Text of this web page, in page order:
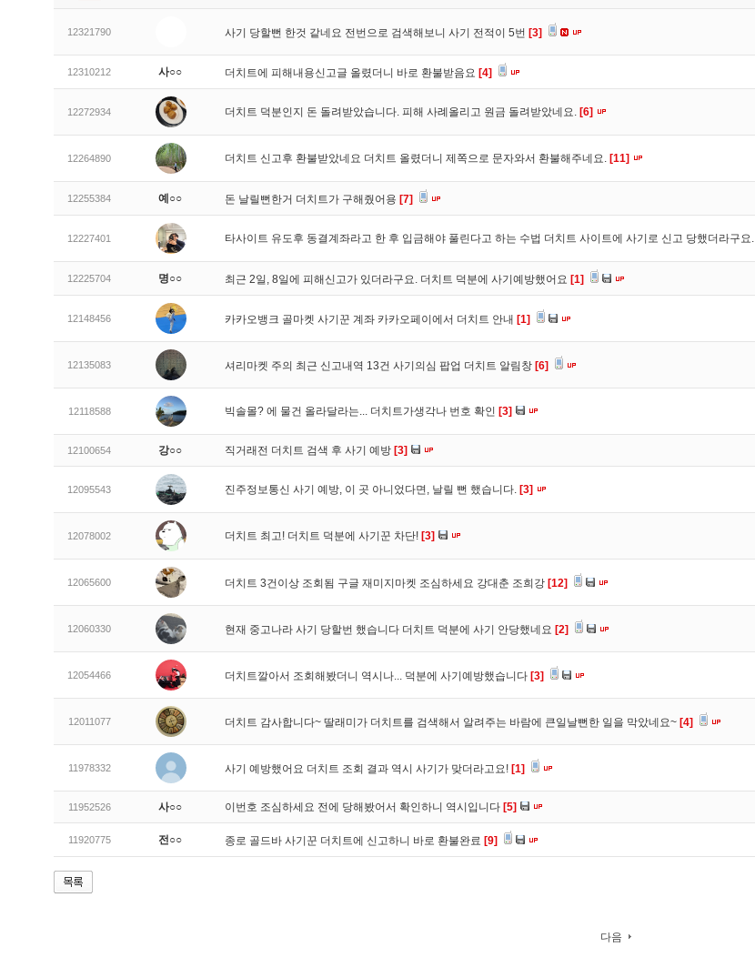
12321790 사기 당할뻔 한것 같네요 전번으로 검색해보니 사기 전적이 5번 [3]
12310212 사○○ 더치트에 피해내용신고글 올렸더니 바로 환불받음요 [4]
12272934 더치트 덕분인지 돈 돌려받았습니다. 피해 사례올리고 원금 돌려받았네요. [6]
12264890 더치트 신고후 환불받았네요 더치트 올렸더니 제쪽으로 문자와서 환불해주네요. [11]
12255384 예○○ 돈 날릴뻔한거 더치트가 구해줬어용 [7]
12227401 타사이트 유도후 동결계좌라고 한 후 입금해야 풀린다고 하는 수법 더치트 사이트에 사기로 신고 당했더라구요.
12225704 명○○ 최근 2일, 8일에 피해신고가 있더라구요. 더치트 덕분에 사기예방했어요 [1]
12148456 카카오뱅크 골마켓 사기꾼 계좌 카카오페이에서 더치트 안내 [1]
12135083 셔리마켓 주의 최근 신고내역 13건 사기의심 팝업 더치트 알림창 [6]
12118588 빅솔몰? 에 물건 올라달라는... 더치트가생각나 번호 확인 [3]
12100654 강○○ 직거래전 더치트 검색 후 사기 예방 [3]
12095543 진주정보통신 사기 예방, 이 곳 아니었다면, 날릴 뻔 했습니다. [3]
12078002 더치트 최고! 더치트 덕분에 사기꾼 차단! [3]
12065600 더치트 3건이상 조회됨 구글 재미지마켓 조심하세요 강대춘 조희강 [12]
12060330 현재 중고나라 사기 당할번 했습니다 더치트 덕분에 사기 안당했네요 [2]
12054466 더치트깔아서 조회해봤더니 역시나... 덕분에 사기예방했습니다 [3]
12011077 더치트 감사합니다~ 딸래미가 더치트를 검색해서 알려주는 바람에 큰일날뻔한 일을 막았네요~ [4]
11978332 사기 예방했어요 더치트 조회 결과 역시 사기가 맞더라고요! [1]
11952526 사○○ 이번호 조심하세요 전에 당해봤어서 확인하니 역시입니다 [5]
11920775 전○○ 종로 골드바 사기꾼 더치트에 신고하니 바로 환불완료 [9]
다음